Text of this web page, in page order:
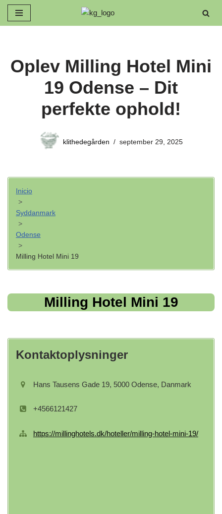
Spring
Oplev Milling Hotel Mini
19 Odense – Dit
perfekte ophold!
klithedegården september 29, 2025
Inicio
>
Syddanmark
>
Odense
>
Milling Hotel Mini 19
Milling Hotel Mini 19
Kontaktoplysninger
Hans Tausens Gade 19, 5000 Odense, Danmark
+4566121427
https://millinghotels.dk/hoteller/milling-hotel-mini-19/